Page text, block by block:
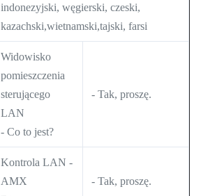
indonezyjski, węgierski, czeski,
kazachski,wietnamski,tajski, farsi
Widowisko
pomieszczenia
sterującego
LAN
- Co to jest?
- Tak, proszę.
Kontrola LAN -
AMX
- Tak, proszę.